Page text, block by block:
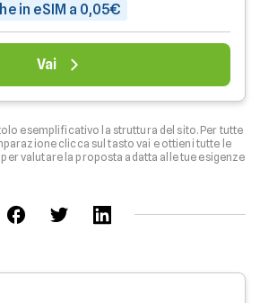
in eSIM a 0,05€
Vai
esemplificativo la struttura del sito. Per tutte
clicca sul tasto vai e ottieni tutte le
valutare la proposta adatta alle tue esigenze